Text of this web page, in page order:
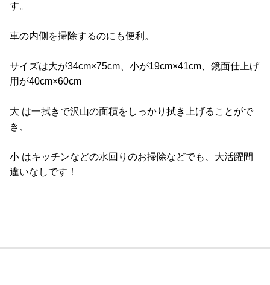
す。
車の内側を掃除するのにも便利。
サイズは大が34cm×75cm、小が19cm×41cm、鏡面仕上げ
用が40cm×60cm
大 は一拭きで沢山の面積をしっかり拭き上げることがで
き、
小 はキッチンなどの水回りのお掃除などでも、大活躍間
違いなしです！